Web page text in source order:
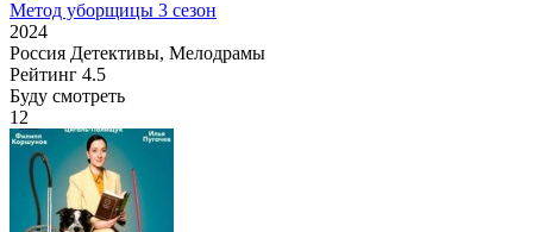
Метод уборщицы 3 сезон
2024
Россия Детективы, Мелодрамы
Рейтинг 4.5
Буду смотреть
12